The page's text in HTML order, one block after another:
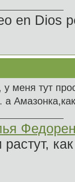
en Dios
меня тут
а
растут,